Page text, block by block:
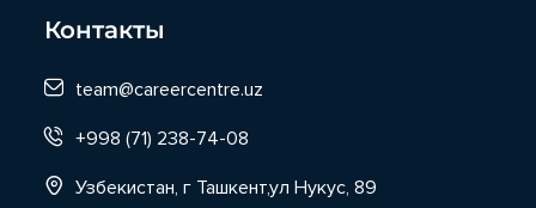
Контакты
team@careercentre.uz
+998 (71) 238-74-08
Узбекистан, г Ташкент,ул Нукус, 89